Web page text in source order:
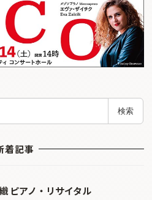
検索
着記事
ピアノ・リサイタル